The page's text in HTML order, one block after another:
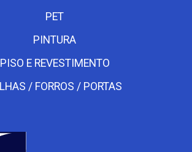
PET
PINTURA
PISO E REVESTIMENTO
/ FORROS / PORTAS